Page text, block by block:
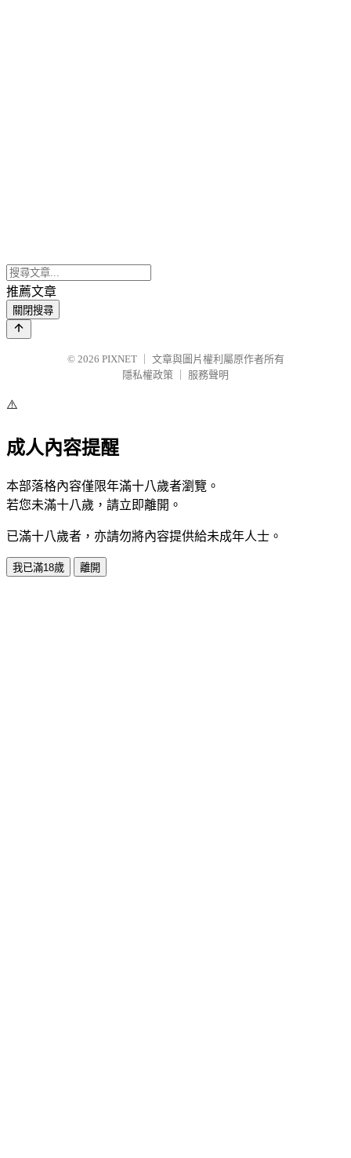
推薦文章
關閉搜尋
© 2026 PIXNET
文章與圖片權利屬原作者所有
隱私權政策
服務聲明
⚠️
成人內容提醒
本部落格內容僅限年滿十八歲者瀏覽。
若您未滿十八歲，請立即離開。
已滿十八歲者，亦請勿將內容提供給未成年人士。
我已滿18歲 離開